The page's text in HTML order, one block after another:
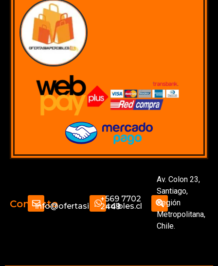
Contactoinfo@ofertasimperdibles.cl
+569 7702
2449
Av. Colon 23,
Santiago,
Región
Metropolitana,
Chile.